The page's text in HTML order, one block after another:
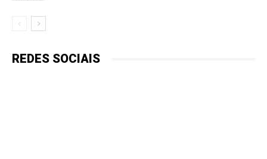
REDES SOCIAIS